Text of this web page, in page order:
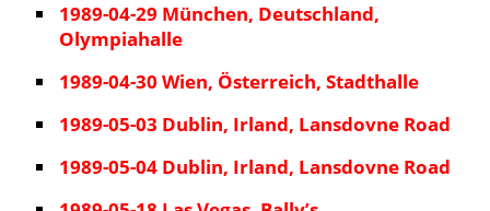
1989-04-29 München, Deutschland,
Olympiahalle
1989-04-30 Wien, Österreich, Stadthalle
1989-05-03 Dublin, Irland, Lansdovne Road
1989-05-04 Dublin, Irland, Lansdovne Road